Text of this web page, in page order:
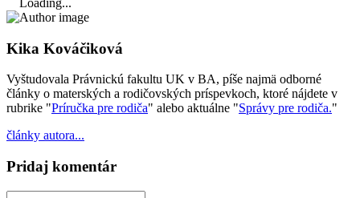
Kika Kováčiková
Vyštudovala Právnickú fakultu UK v BA, píše najmä odborné
články o materských a rodičovských príspevkoch, ktoré nájdete v
rubrike "Príručka pre rodiča" alebo aktuálne "Správy pre rodiča."
články autora...
Pridaj komentár